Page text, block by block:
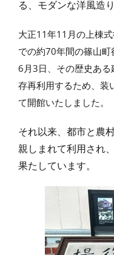
る、モダンな洋風造り
大正11年11月の上棟
での約70年間の篠山
6月3日、その歴史あ
存再利用するため、装
て開館いたしました。
それ以来、都市と農
親しまれて利用され
果たしています。